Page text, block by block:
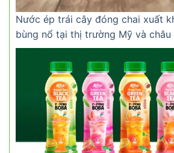
Nước ép trái cây đóng chai xuất
bùng nổ tại thị trường Mỹ và châu